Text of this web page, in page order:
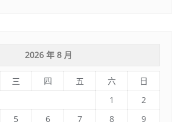
2026 年 8 月
三 四 五 六
日
1
2
5 6 7 8
9